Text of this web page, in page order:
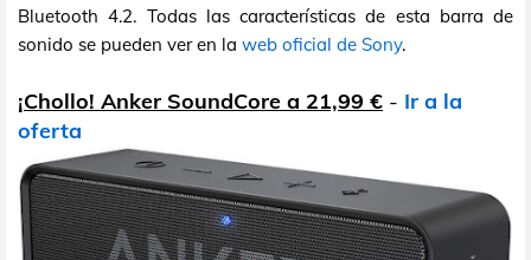
Bluetooth 4.2. Todas las características de esta barra de
sonido se pueden ver en la web oficial de Sony.
¡Chollo! Anker SoundCore a 21,99 € - Ir a la
oferta